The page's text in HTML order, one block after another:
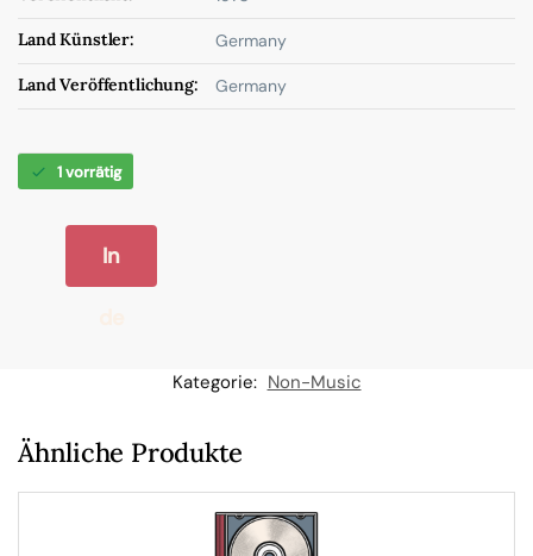
Land Künstler: Germany
Land Veröffentlichung: Germany
1 vorrätig
In
W
Kategorie: Non-Music
Ähnliche Produkte